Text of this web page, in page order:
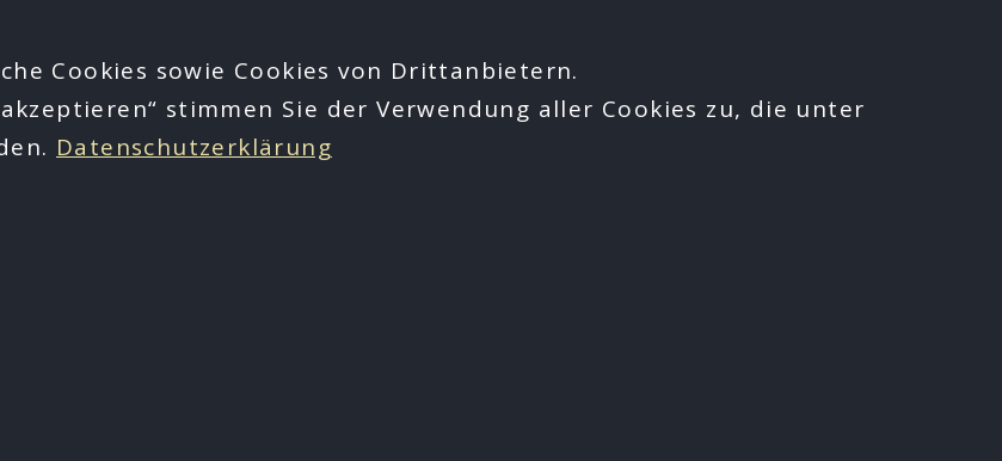
Cookies sowie Cookies von Drittanbietern.
stimmen Sie der Verwendung aller Cookies zu, die unter
Datenschutzerklärung